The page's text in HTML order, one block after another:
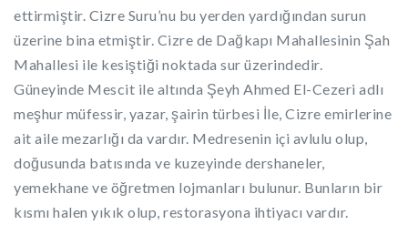
ettirmiştir. Cizre Suru’nu bu yerden yardığından surun
üzerine bina etmiştir. Cizre de Dağkapı Mahallesinin Şah
Mahallesi ile kesiştiği noktada sur üzerindedir.
Güneyinde Mescit ile altında Şeyh Ahmed El-Cezeri adlı
meşhur müfessir, yazar, şairin türbesi İle, Cizre emirlerine
ait aile mezarlığı da vardır. Medresenin içi avlulu olup,
doğusunda batısında ve kuzeyinde dershaneler,
yemekhane ve öğretmen lojmanları bulunur. Bunların bir
kısmı halen yıkık olup, restorasyona ihtiyacı vardır.